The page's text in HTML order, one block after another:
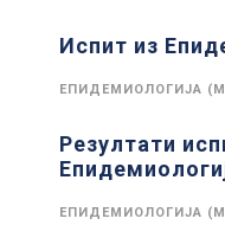
Испит из
ЕПИДЕМИОЛОГИЈА
Резултати
ЕПИДЕМИОЛОГИЈА